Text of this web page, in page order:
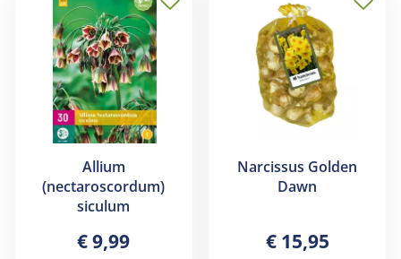
Allium
(nectaroscordum)
siculum
€9,99
Narcissus Golden
Dawn
€ 15,95